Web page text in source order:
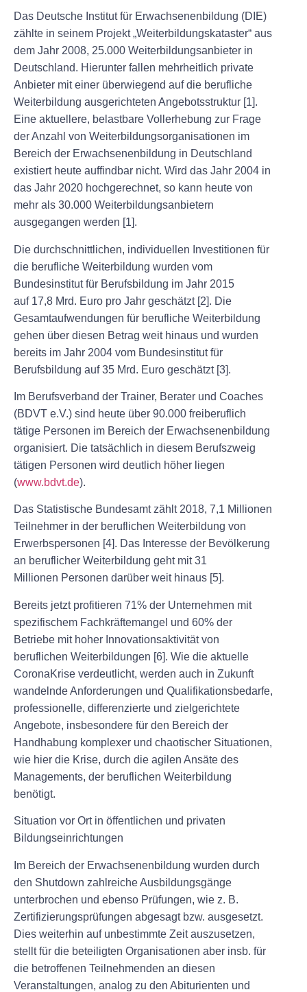
Das Deutsche Institut für Erwachsenenbildung (DIE)
zählte in seinem Projekt „Weiterbildungskataster“ aus
dem Jahr 2008, 25.000 Weiterbildungsanbieter in
Deutschland. Hierunter fallen mehrheitlich private
Anbieter mit einer überwiegend auf die berufliche
Weiterbildung ausgerichteten Angebotsstruktur [1].
Eine aktuellere, belastbare Vollerhebung zur Frage
der Anzahl von Weiterbildungsorganisationen im
Bereich der Erwachsenenbildung in Deutschland
existiert heute auffindbar nicht. Wird das Jahr 2004 in
das Jahr 2020 hochgerechnet, so kann heute von
mehr als 30.000 Weiterbildungsanbietern
ausgegangen werden [1].
Die durchschnittlichen, individuellen Investitionen für
die berufliche Weiterbildung wurden vom
Bundesinstitut für Berufsbildung im Jahr 2015
auf 17,8 Mrd. Euro pro Jahr geschätzt [2]. Die
Gesamtaufwendungen für berufliche Weiterbildung
gehen über diesen Betrag weit hinaus und wurden
bereits im Jahr 2004 vom Bundesinstitut für
Berufsbildung auf35 Mrd. Euro geschätzt [3].
Im Berufsverband der Trainer, Berater und Coaches
(BDVT e.V.) sind heute über 90.000 freiberuflich
tätige Personen im Bereich der Erwachsenenbildung
organisiert. Die tatsächlich in diesem Berufszweig
tätigen Personen wird deutlich höher liegen
(www.bdvt.de).
Das Statistische Bundesamt zählt 2018, 7,1 Millionen
Teilnehmer in der beruflichen Weiterbildung von
Erwerbspersonen [4]. Das Interesse der Bevölkerung
an beruflicher Weiterbildung geht mit31
Millionen Personen darüber weit hinaus [5].
Bereits jetzt profitieren 71% der Unternehmen mit
spezifischem Fachkräftemangel und 60% der
Betriebe mit hoher Innovationsaktivität von
beruflichen Weiterbildungen [6]. Wie die aktuelle
CoronaKrise verdeutlicht, werden auch in Zukunft
wandelnde Anforderungen und Qualifikationsbedarfe,
professionelle, differenzierte und zielgerichtete
Angebote, insbesondere für den Bereich der
Handhabung komplexer und chaotischer Situationen,
wie hier die Krise, durch die agilen Ansäte des
Managements, der beruflichen Weiterbildung
benötigt.
Situation vor Ort in öffentlichen und privaten
Bildungseinrichtungen
Im Bereich der Erwachsenenbildung wurden durch
den Shutdown zahlreiche Ausbildungsgänge
unterbrochen und ebenso Prüfungen, wie z. B.
Zertifizierungsprüfungen abgesagt bzw. ausgesetzt.
Dies weiterhin auf unbestimmte Zeit auszusetzen,
stellt für die beteiligten Organisationen aber insb. für
die betroffenen Teilnehmenden an diesen
Veranstaltungen, analog zu den Abiturienten und